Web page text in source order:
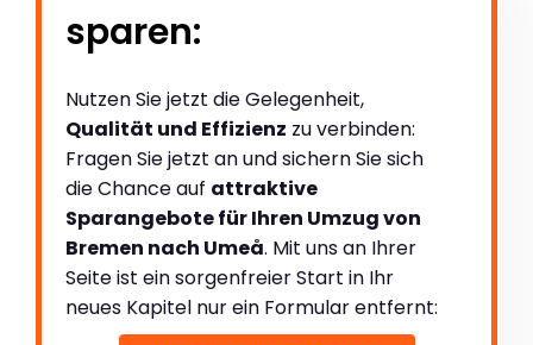
sparen:
Nutzen Sie jetzt die Gelegenheit,
Qualität und Effizienz zu verbinden:
Fragen Sie jetzt an und sichern Sie sich
die Chance auf attraktive
Sparangebote für Ihren Umzug von
Bremen nach Umeå. Mit uns an Ihrer
Seite ist ein sorgenfreier Start in Ihr
neues Kapitel nur ein Formular entfernt: